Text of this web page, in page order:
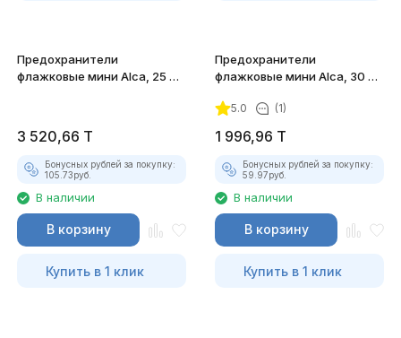
Предохранители
флажковые мини Alca, 25 А,
3 520,66 T
Бонусных рублей за покупку:
105.73руб.
В наличии
В корзину
Купить в 1 клик
Предохранители
флажковые мини Alca, 30 А,
5.0 (1)
1 996,96 T
Бонусных рублей за покупку:
59.97руб.
В наличии
В корзину
Купить в 1 клик